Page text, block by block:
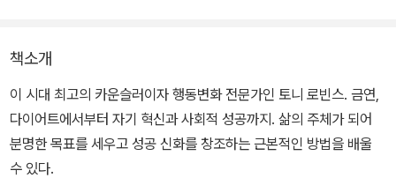
책소개
이 시대 최고의 카운슬러이자 행동변화 전문가인 토니 로빈스. 금연,
다이어트에서부터 자기 혁신과 사회적 성공까지. 삶의 주체가 되어
분명한 목표를 세우고 성공 신화를 창조하는 근본적인 방법을 배울
수 있다.